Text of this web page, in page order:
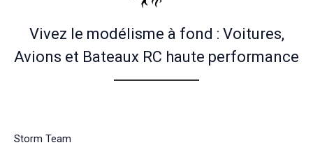
Vivez le modélisme à fond : Voitures,
Avions et Bateaux RC haute performance
Storm Team